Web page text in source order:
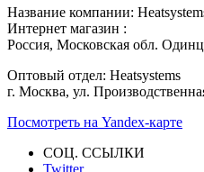
Название компании:
Интернет магазин :
Россия, Московская обл.
Оптовый отдел: Heatsystems
г. Москва, ул.
Посмотреть на Yandex-карте
СОЦ. ССЫЛКИ
Twitter